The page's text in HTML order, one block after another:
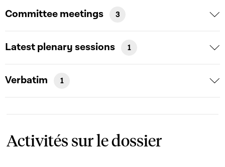
Committee meetings 3
Latest plenary sessions 1
Verbatim 1
Activités sur le dossier